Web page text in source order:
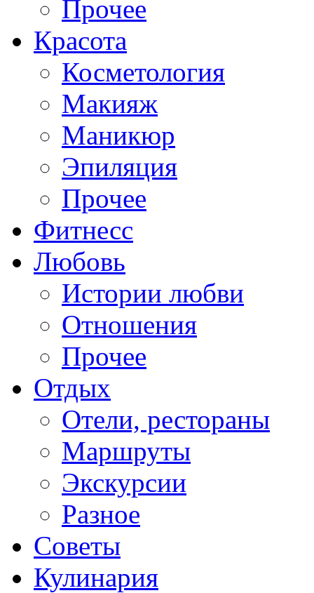
Прочее
Красота
Косметология
Макияж
Маникюр
Эпиляция
Прочее
Фитнесс
Любовь
Истории любви
Отношения
Прочее
Отдых
Отели, рестораны
Маршруты
Экскурсии
Разное
Советы
Кулинария